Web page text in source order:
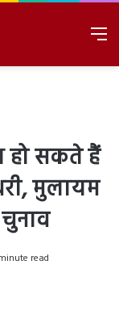
हो सकते हैं
मुलायम
read